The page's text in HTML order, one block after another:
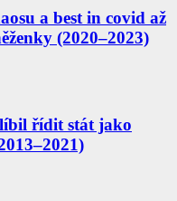
a best in covid až
(2020–2023)
řídit stát jako